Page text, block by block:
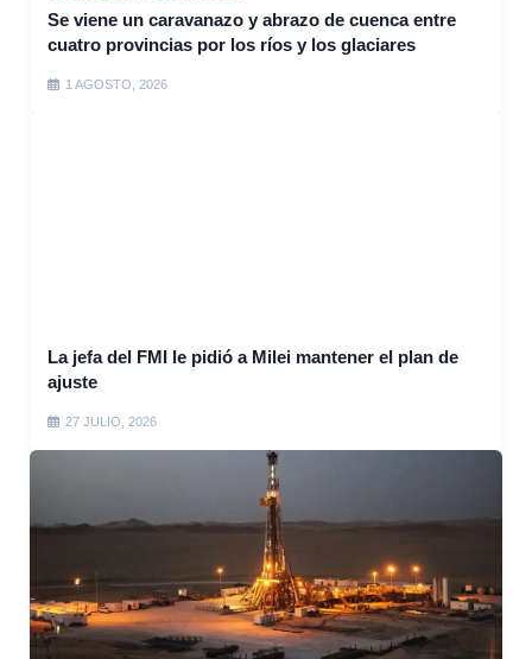
Se viene un caravanazo y abrazo de cuenca entre
cuatro provincias por los ríos y los glaciares
1 AGOSTO, 2026
La jefa del FMI le pidió a Milei mantener el plan de
ajuste
27 JULIO, 2026